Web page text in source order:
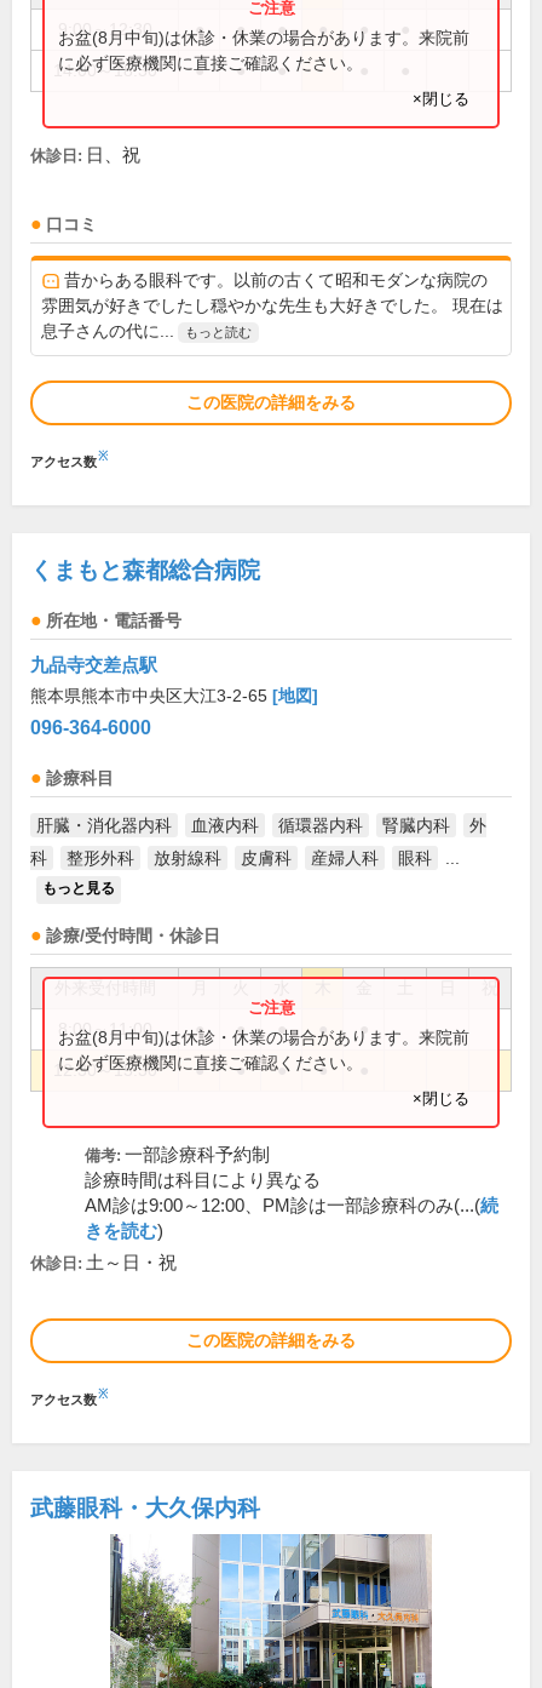
9:00～12:30 ● ● ● ● ●
14:00～18:30 ● ● ●
お盆(8月中旬)は休診・休業の場合があります。来院前
に必ず医療機関に直接ご確認ください。
×閉じる
休診日: 日、祝
口コミ
昔からある眼科です。以前の古くて昭和モダンな病院の
雰囲気が好きでしたし穏やかな先生も大好きでした。 現在は
息子さんの代に...
もっと読む
この医院の詳細をみる
アクセス数※
くまもと森都総合病院
所在地・電話番号
九品寺交差点駅
熊本県熊本市中央区大江3-2-65 [地図]
096-364-6000
診療科目
肝臓・消化器内科 血液内科 循環器内科 腎臓内科
外
科
整形外科 放射線科 皮膚科 産婦人科 眼科
もっと見る
診療/受付時間・休診日
祝
8:00～11:00 ● ● ● ● ●
12:30～15:30 ● ● ● ●
お盆(8月中旬)は休診・休業の場合があります。来院前
に必ず医療機関に直接ご確認ください。
×閉じる
備考: 一部診療科予約制
診療時間は科目により異なる
AM診は9:00～12:00、PM診は一部診療科のみ(...(続
きを読む)
休診日: 土～日・祝
この医院の詳細をみる
アクセス数※
武藤眼科・大久保内科